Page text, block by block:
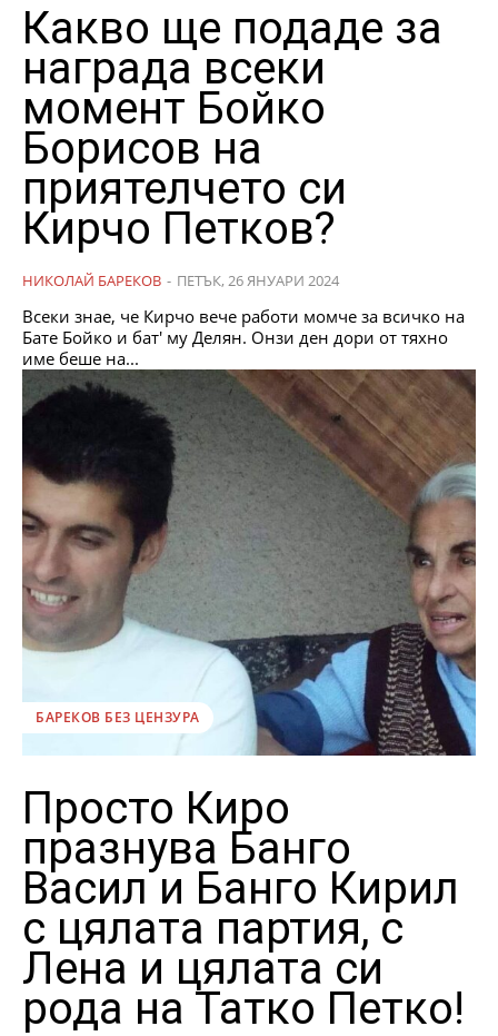
Какво ще подаде за
награда всеки
момент Бойко
Борисов на
приятелчето си
Кирчо Петков?
НИКОЛАЙ БАРЕКОВ - ПЕТЪК, 26 ЯНУАРИ 2024
Всеки знае, че Кирчо вече работи момче за всичко на
Бате Бойко и бат' му Делян. Онзи ден дори от тяхно
име беше на...
БАРЕКОВ БЕЗ ЦЕНЗУРА
Просто Киро
празнува Банго
Васил и Банго Кирил
с цялата партия, с
Лена и цялата си
рода на Татко Петко!